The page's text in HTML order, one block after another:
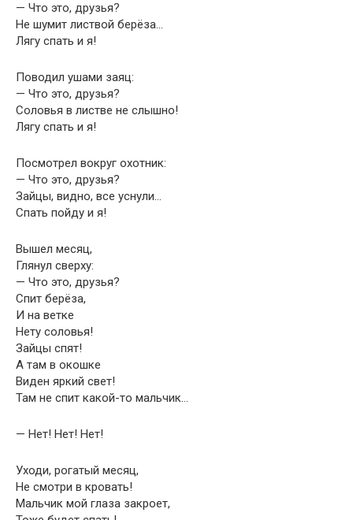
— Что это, друзья?
Не шумит листвой берёза…
Лягу спать и я!
Поводил ушами заяц:
— Что это, друзья?
Соловья в листве не слышно!
Лягу спать и я!
Посмотрел вокруг охотник:
— Что это, друзья?
Зайцы, видно, все уснули…
Спать пойду и я!
Вышел месяц,
Глянул сверху:
— Что это, друзья?
Спит берёза,
И на ветке
Нету соловья!
Зайцы спят!
А там в окошке
Виден яркий свет!
Там не спит какой-то мальчик…
— Нет! Нет! Нет!
Уходи, рогатый месяц,
Не смотри в кровать!
Мальчик мой глаза закроет,